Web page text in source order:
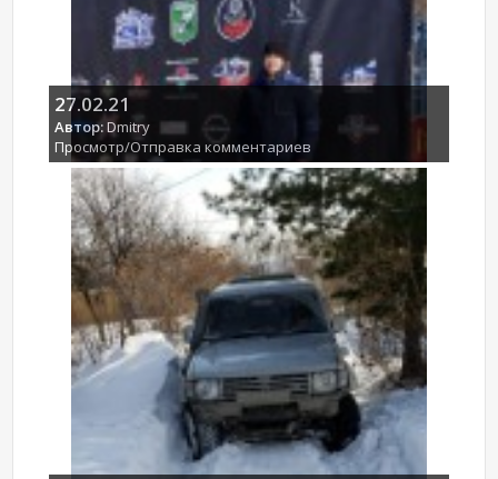
27.02.21
Автор:Dmitry
Просмотр/Отправка комментариев